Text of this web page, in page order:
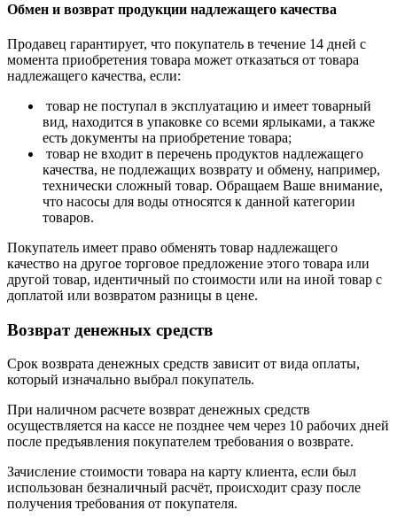
Обмен и возврат продукции надлежащего качества
Продавец гарантирует, что покупатель в течение 14 дней с
момента приобретения товара может отказаться от товара
надлежащего качества, если:
товар не поступал в эксплуатацию и имеет товарный
вид, находится в упаковке со всеми ярлыками, а также
есть документы на приобретение товара;
товар не входит в перечень продуктов надлежащего
качества, не подлежащих возврату и обмену, например,
технически сложный товар. Обращаем Ваше внимание,
что насосы для воды относятся к данной категории
товаров.
Покупатель имеет право обменять товар надлежащего
качество на другое торговое предложение этого товара или
другой товар, идентичный по стоимости или на иной товар с
доплатой или возвратом разницы в цене.
Возврат денежных средств
Срок возврата денежных средств зависит от вида оплаты,
который изначально выбрал покупатель.
При наличном расчете возврат денежных средств
осуществляется на кассе не позднее чем через 10 рабочих дней
после предъявления покупателем требования о возврате.
Зачисление стоимости товара на карту клиента, если был
использован безналичный расчёт, происходит сразу после
получения требования от покупателя.